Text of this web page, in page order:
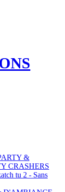
tu 2 - Sans